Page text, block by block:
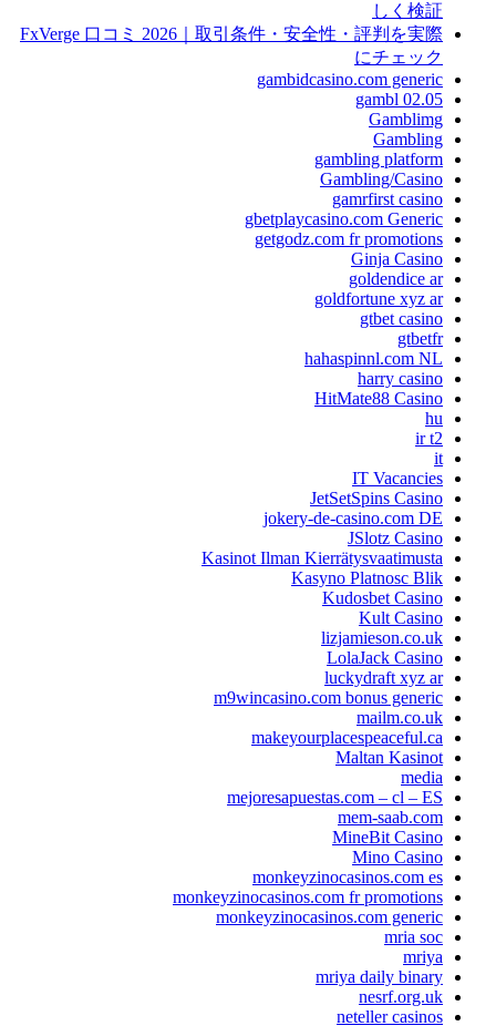
しく検証
FxVerge 口コミ 2026｜取引条件・安全性・評判を実際
にチェック
gambidcasino.com generic
gambl 02.05
Gamblimg
Gambling
gambling platform
Gambling/Casino
gamrfirst casino
gbetplaycasino.com Generic
getgodz.com fr promotions
Ginja Casino
goldendice ar
goldfortune xyz ar
gtbet casino
gtbetfr
hahaspinnl.com NL
harry casino
HitMate88 Casino
hu
ir t2
it
IT Vacancies
JetSetSpins Casino
jokery-de-casino.com DE
JSlotz Casino
Kasinot Ilman Kierrätysvaatimusta
Kasyno Platnosc Blik
Kudosbet Casino
Kult Casino
lizjamieson.co.uk
LolaJack Casino
luckydraft xyz ar
m9wincasino.com bonus generic
mailm.co.uk
makeyourplacespeaceful.ca
Maltan Kasinot
media
mejoresapuestas.com – cl – ES
mem-saab.com
MineBit Casino
Mino Casino
monkeyzinocasinos.com es
monkeyzinocasinos.com fr promotions
monkeyzinocasinos.com generic
mria soc
mriya
mriya daily binary
nesrf.org.uk
neteller casinos